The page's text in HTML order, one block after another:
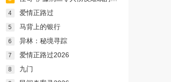
4 爱情正路过
5 马背上的银行
6 异林：秘境寻踪
7 爱情正路过2026
8 九门